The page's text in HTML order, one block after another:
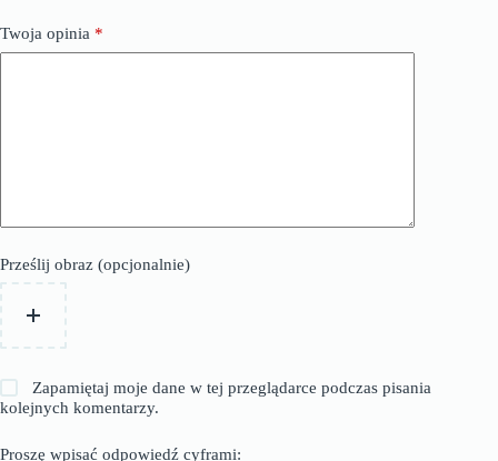
Twoja opinia *
Prześlij obraz (opcjonalnie)
Zapamiętaj moje dane w tej przeglądarce podczas pisania
kolejnych komentarzy.
Proszę wpisać odpowiedź cyframi: